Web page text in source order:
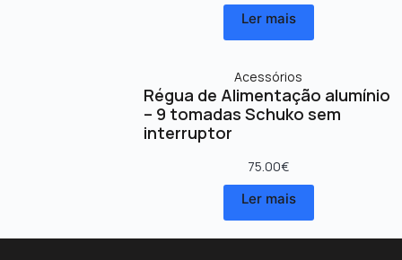
Ler mais
Acessórios
Régua de Alimentação alumínio
– 9 tomadas Schuko sem
interruptor
75.00€
Ler mais